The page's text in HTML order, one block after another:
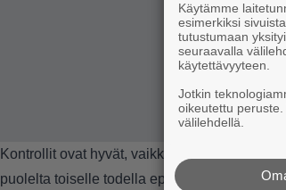
Kontrollit ovat hyvät, vaikka ajotuntuma on
puolelta toiselle todella epärealistisella
Käytämme
esimerkiksi
tutustumaan
seuraavalla
käytettävyyteen.
Jotkin
oikeutettu
välilehdellä.